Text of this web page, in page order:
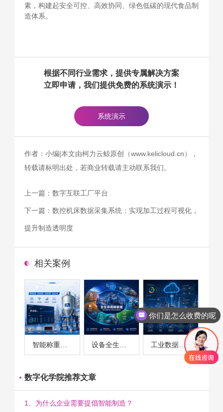
素，构建起安全可控、高效协同、绿色低碳的现代食品制
造体系。
根据不同行业需求，提供专属解决方案
立即申请，我们提供免费的系统演示！
系统演示
作者：小编|本文由柯力云鲸原创（www.kelicloud.cn），
转载请标明出处，若商业转载请主动联系我们。
上一篇： 数字互联工厂平台
下一篇： 数控机床数据采集系统：实现加工过程可视化，
提升制造透明度
相关案例
智能称重系统案例 工业数据采集与设备监控案例
数字化学院推荐文章
1、为什么企业需要提倡智能制造？
你们是怎么收费的呢